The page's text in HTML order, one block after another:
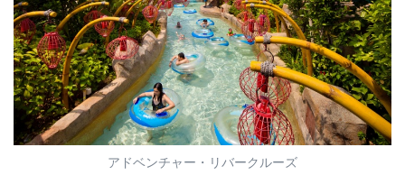
アドベンチャー・リバークルーズ